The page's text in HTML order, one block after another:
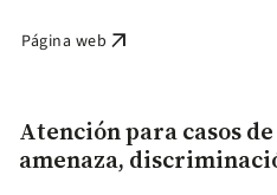
Página web arrow_outward
Atención para casos
amenaza,